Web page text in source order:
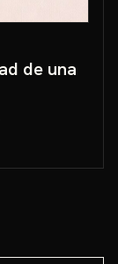
de una